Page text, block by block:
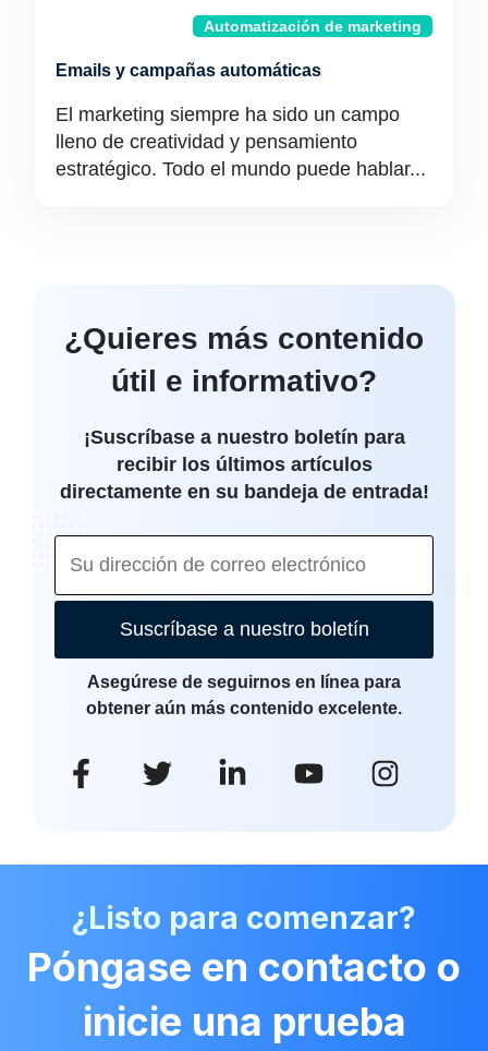
Automatización de marketing
Emails y campañas automáticas
El marketing siempre ha sido un campo
lleno de creatividad y pensamiento
estratégico. Todo el mundo puede hablar...
¿Quieres más contenido
útil e informativo?
¡Suscríbase a nuestro boletín para
recibir los últimos artículos
directamente en su bandeja de entrada!
Suscríbase a nuestro boletín
Asegúrese de seguirnos en línea para
obtener aún más contenido excelente.
¿Listo para comenzar?
Póngase en contacto o
inicie una prueba